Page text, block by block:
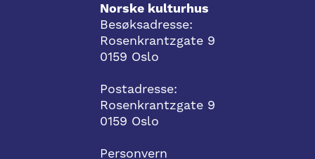
Norske kulturhus
Besøksadresse:
Rosenkrantzgate 9
0159 Oslo
Postadresse:
Rosenkrantzgate 9
0159 Oslo
Personvern